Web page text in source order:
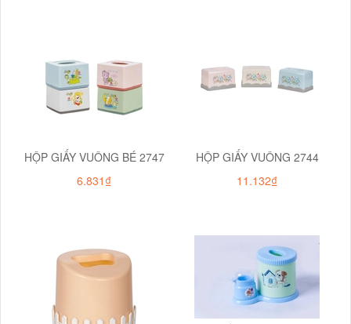
HỘP GIẤY VUÔNG BÉ 2747
6.831₫
HỘP GIẤY VUÔNG 2744
11.132₫